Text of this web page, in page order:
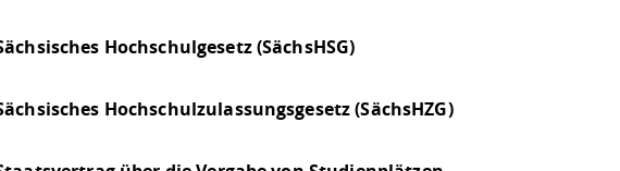
Hochschulgesetz (SächsHSG)
Hochschulzulassungsgesetz (SächsHZG)